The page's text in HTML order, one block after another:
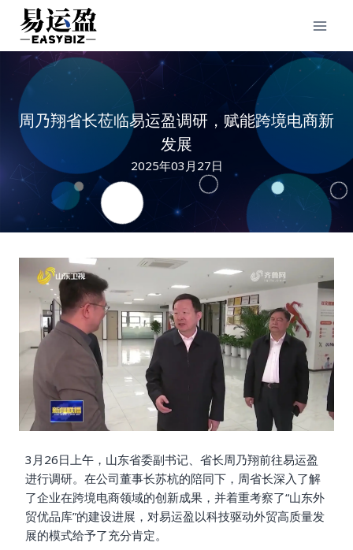
content
周乃翔省长莅临易运盈调研，赋能跨境电商新
发展
2025年03月27日
3月26日上午，山东省委副书记、省长周乃翔前往易运盈
进行调研。在公司董事长苏杭的陪同下，周省长深入了解
了企业在跨境电商领域的创新成果，并着重考察了“山东外
贸优品库”的建设进展，对易运盈以科技驱动外贸高质量发
展的模式给予了充分肯定。